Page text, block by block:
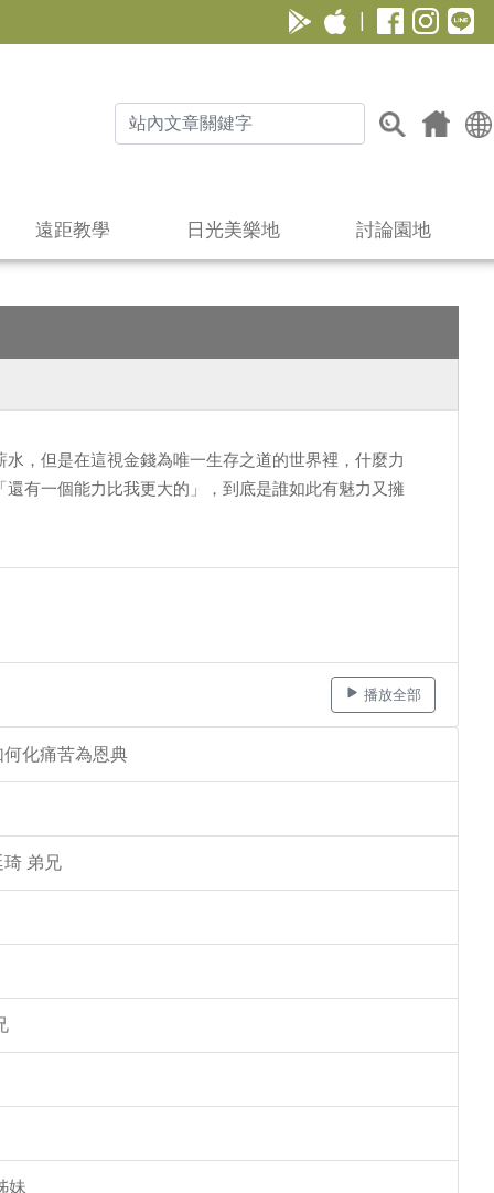
遠距教學 日光美樂地 討論園地
，但是在這視金錢為唯一生存之道的世界裡，什麼力
有一個能力比我更大的」，到底是誰如此有魅力又擁
播放全部
化痛苦為恩典
弟兄
妹